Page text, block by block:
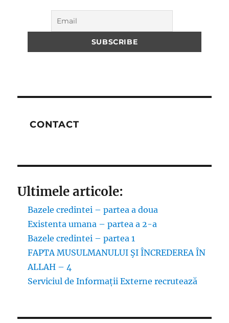
CONTACT
Ultimele articole:
Bazele credintei – partea a doua
Existenta umana – partea a 2-a
Bazele credintei – partea 1
FAPTA MUSULMANULUI ŞI ÎNCREDEREA ÎN
ALLAH – 4
Serviciul de Informații Externe recrutează